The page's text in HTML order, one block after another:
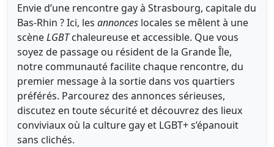
Envie d’une rencontre gay à Strasbourg, capitale du
Bas-Rhin ? Ici, les annonces locales se mêlent à une
scèneLGBTchaleureuse et accessible. Que vous
soyez de passage ou résident de la Grande Île,
notre communauté facilite chaque rencontre, du
premier message à la sortie dans vos quartiers
préférés. Parcourez des annonces sérieuses,
discutez en toute sécurité et découvrez des lieux
conviviaux où la culture gay et LGBT+ s’épanouit
sans clichés.